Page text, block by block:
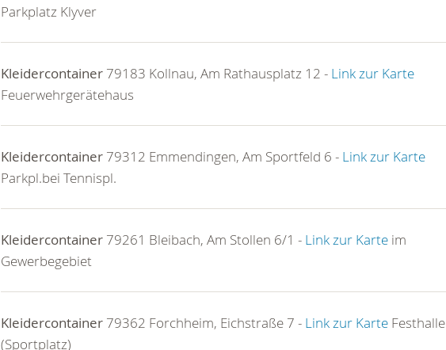
Parkplatz Klyver
Kleidercontainer 79183 Kollnau, Am Rathausplatz 12 - Link zur Karte
Feuerwehrgerätehaus
Kleidercontainer 79312 Emmendingen, Am Sportfeld 6 - Link zur Karte
Parkpl.bei Tennispl.
Kleidercontainer 79261 Bleibach, Am Stollen 6/1 - Link zur Karte im
Gewerbegebiet
Kleidercontainer 79362 Forchheim, Eichstraße 7 - Link zur Karte Festhalle
(Sportplatz)